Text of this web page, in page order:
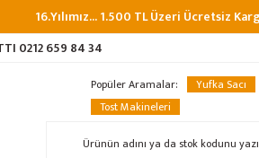
16.Yılımız... 1.500 TL Üzeri Ücretsiz
0212 659 84 34
Popüler Aramalar: Yufka Sacı
Tost Makineleri